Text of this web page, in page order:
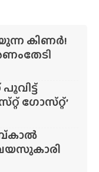
കിണർ!
ഗോസ്‌റ്റ്’